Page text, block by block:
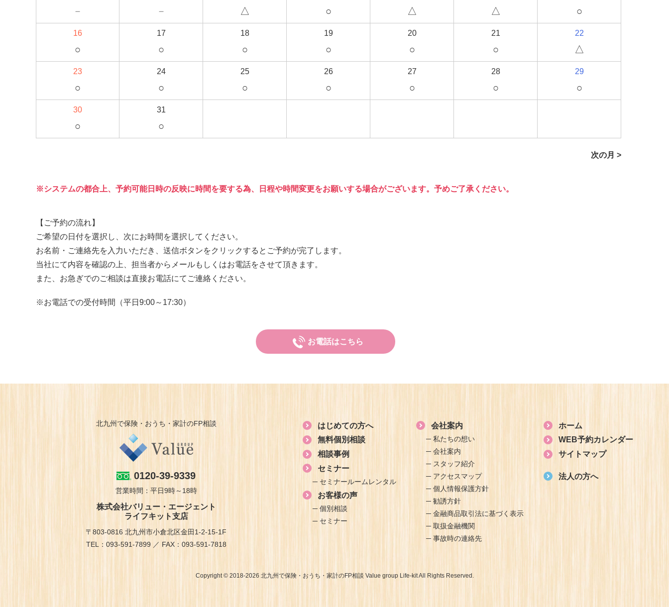
－ － △ ○ △ △ ○
16
○
17
○
18
○
19
○
20
○
21
○
22
△
23
○
24
○
25
○
26
○
27
○
28
○
29
○
30
○
31
○
次の月 >
システムの都合上、予約可能日時の反映に時間を要する為、日程や時間変更をお願いする場合がございます。予めご了承ください。
【ご予約の流れ】
ご希望の日付を選択し、次にお時間を選択してください。
お名前・ご連絡先を入力いただき、送信ボタンをクリックするとご予約が完了します。
当社にて内容を確認の上、担当者からメールもしくはお電話をさせて頂きます。
また、お急ぎでのご相談は直接お電話にてご連絡ください。
お電話での受付時間（平日9:00～17:30）
お電話はこちら
北九州で保険・おうち・家計のFP相談
0120-39-9339
営業時間：平日9時～18時
株式会社バリュー・エージェント
ライフキット支店
〒803-0816 北九州市小倉北区金田1-2-15-1F
TEL：093-591-7899 ／ FAX：093-591-7818
はじめての方へ
無料個別相談
相談事例
セミナー
セミナールームレンタル
お客様の声
個別相談
セミナー
会社案内
私たちの想い
会社案内
スタッフ紹介
アクセスマップ
個人情報保護方針
勧誘方針
金融商品取引法に基づく表示
取扱金融機関
事故時の連絡先
ホーム
WEB予約カレンダー
サイトマップ
法人の方へ
Copyright © 2018-2026 北九州で保険・おうち・家計のFP相談 Value group Life-kit All Rights Reserved.